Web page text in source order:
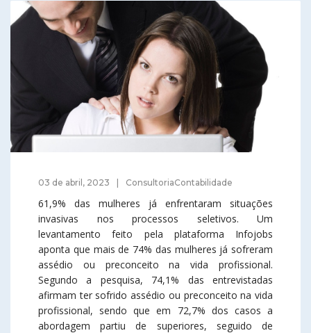
03 de abril, 2023 ConsultoriaContabilidade
61,9% das mulheres já enfrentaram situações
invasivas nos processos seletivos. Um
levantamento feito pela plataforma Infojobs
aponta que mais de 74% das mulheres já sofreram
assédio ou preconceito na vida profissional.
Segundo a pesquisa, 74,1% das entrevistadas
afirmam ter sofrido assédio ou preconceito na vida
profissional, sendo que em 72,7% dos casos a
abordagem partiu de superiores, seguido de